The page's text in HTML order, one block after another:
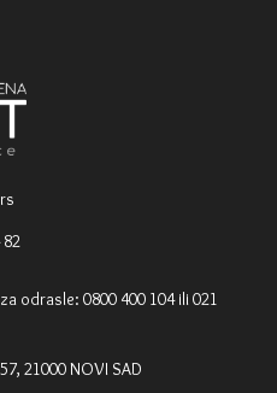
odrasle: 0800 400 104 ili 021
21000 NOVI SAD